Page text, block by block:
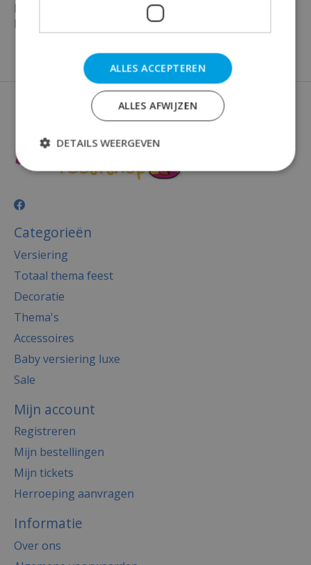
Maak jouw feest volledig en bestel vandaag nog deze
kleurrijke button bij Rainbow Feestshop!
Categorieën
Versiering
Totaal thema feest
Decoratie
Thema's
Accessoires
Baby versiering luxe
Sale
Mijn account
Registreren
Mijn bestellingen
Mijn tickets
Herroeping aanvragen
Informatie
Over ons
ALLES ACCEPTEREN
ALLES AFWIJZEN
DETAILS WEERGEVEN